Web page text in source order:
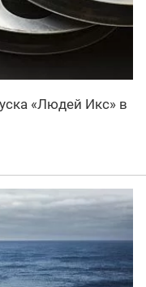
«Людей Икс» в